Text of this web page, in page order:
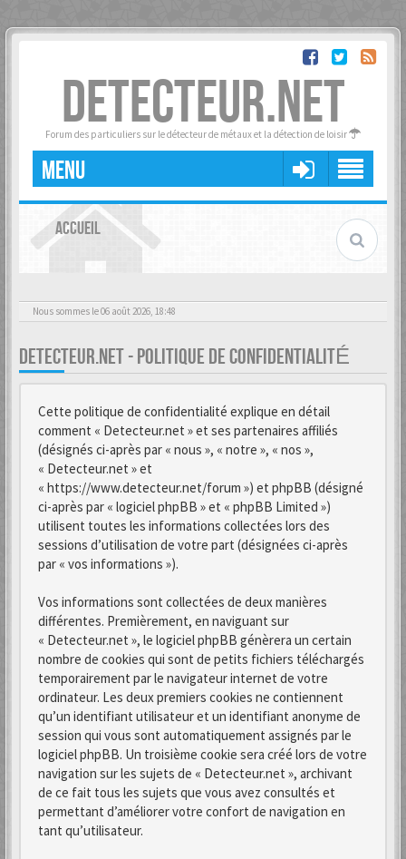
DETECTEUR.NET
Forum des particuliers sur le détecteur de métaux et la détection de loisir
MENU
ACCUEIL
Nous sommes le 06 août 2026, 18:48
DETECTEUR.NET - POLITIQUE DE CONFIDENTIALITÉ
Cette politique de confidentialité explique en détail
comment « Detecteur.net » et ses partenaires affiliés
(désignés ci-après par « nous », « notre », « nos »,
« Detecteur.net » et
« https://www.detecteur.net/forum ») et phpBB (désigné
ci-après par « logiciel phpBB » et « phpBB Limited »)
utilisent toutes les informations collectées lors des
sessions d’utilisation de votre part (désignées ci-après
par « vos informations »).
Vos informations sont collectées de deux manières
différentes. Premièrement, en naviguant sur
« Detecteur.net », le logiciel phpBB génèrera un certain
nombre de cookies qui sont de petits fichiers téléchargés
temporairement par le navigateur internet de votre
ordinateur. Les deux premiers cookies ne contiennent
qu’un identifiant utilisateur et un identifiant anonyme de
session qui vous sont automatiquement assignés par le
logiciel phpBB. Un troisième cookie sera créé lors de votre
navigation sur les sujets de « Detecteur.net », archivant
de ce fait tous les sujets que vous avez consultés et
permettant d’améliorer votre confort de navigation en
tant qu’utilisateur.